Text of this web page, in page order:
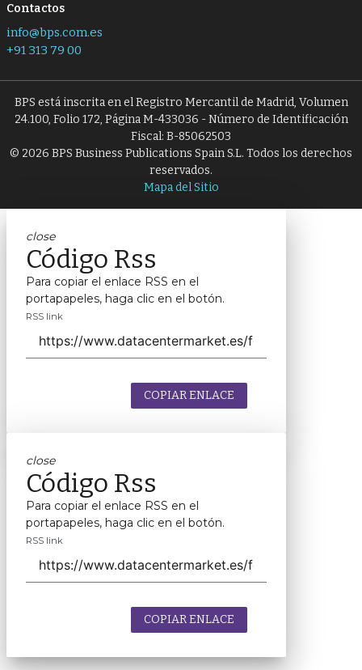
Contactos
info@bps.com.es
+91 313 79 00
BPS está inscrita en el Registro Mercantil de Madrid, Volumen
24.100, Folio 172, Página M-433036 - Número de Identificación
Fiscal: B-85062503
© 2026 BPS Business Publications Spain S.L. Todos los derechos
reservados.
Mapa del Sitio
close
Código Rss
Para copiar el enlace RSS en el
portapapeles, haga clic en el botón.
RSS link
COPIAR ENLACE
close
Código Rss
Para copiar el enlace RSS en el
portapapeles, haga clic en el botón.
RSS link
COPIAR ENLACE